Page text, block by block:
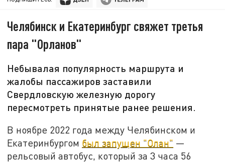
Челябинск и Екатеринбург свяжет третья
пара "Орланов"
Небывалая популярность маршрута и
жалобы пассажиров заставили
Свердловскую железную дорогу
пересмотреть принятые ранее решения.
В ноябре 2022 года между Челябинском и
Екатеринбургом был запущен "Олан" —
рельсовый автобус, который за 3 часа 56